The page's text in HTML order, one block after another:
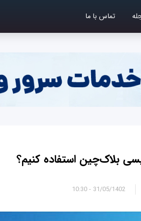
تماس با ما
بلاک‌چین استفاده کنیم؟
31/05/1402 - 10:30